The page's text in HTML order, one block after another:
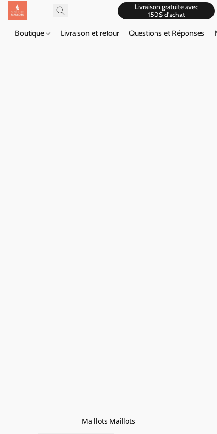
Livraison gratuite avec
150$ d'achat
Boutique Livraison et retour Questions et Réponses
Maillots Maillots